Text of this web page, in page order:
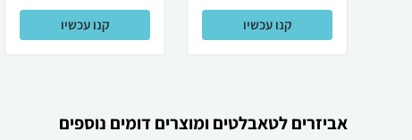
קנו עכשיו קנו עכשיו
אביזרים לטאבלטים ומוצרים דומים נוספים